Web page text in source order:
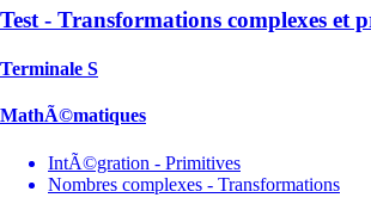
Test - Transformations complexes et
Terminale S
MathÃ©matiques
IntÃ©gration - Primitives
Nombres complexes - Transformations